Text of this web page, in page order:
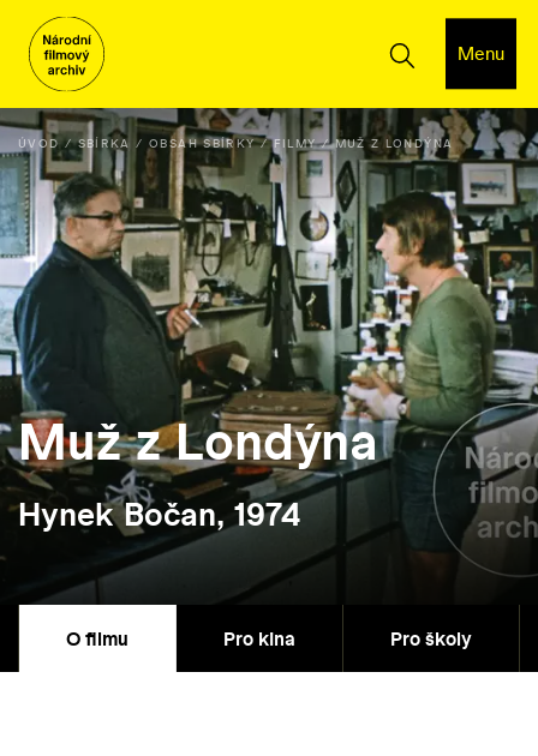
Menu
ÚVOD SBÍRKA OBSAH SBÍRKY FILMY MUŽ Z LONDÝNA
Muž z Londýna
Hynek Bočan, 1974
O filmu Pro kina Pro školy